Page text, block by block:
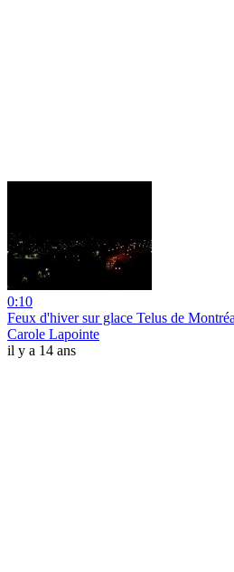
0:10
Feux d'hiver sur glace Telus de
Carole Lapointe
il y a 14 ans